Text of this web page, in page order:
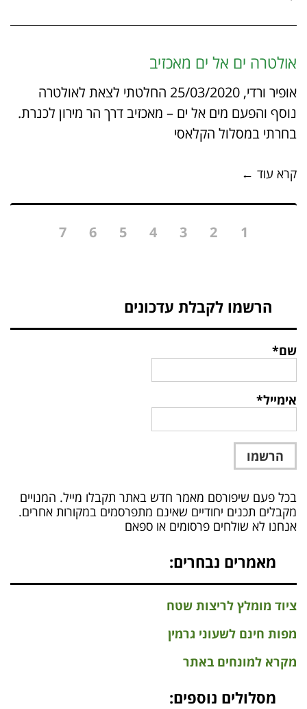
אולטרה ים אל ים מאכזיב
אופיר ורדי, 25/03/2020 החלטתי לצאת לאולטרה
נוסף והפעם מים אל ים – מאכזיב דרך הר מירון לכנרת.
בחרתי במסלול הקלאסי
קרא עוד ←
1
2
3
4
5
6
7
הרשמו לקבלת עדכונים
שם*
אימייל*
בכל פעם שיפורסם מאמר חדש באתר תקבלו מייל. המנויים
מקבלים תכנים יחודיים שאינם מתפרסמים במקורות אחרים.
אנחנו לא שולחים פרסומים או ספאם
מאמרים נבחרים:
ציוד מומלץ לריצות שטח
מפות חינם לשעוני גרמין
מקרא למונחים באתר
מסלולים נוספים: